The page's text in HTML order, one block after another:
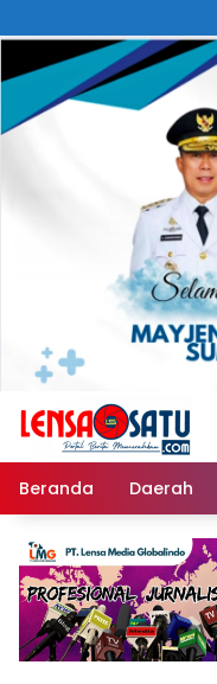
ke
konten
Beranda Daerah